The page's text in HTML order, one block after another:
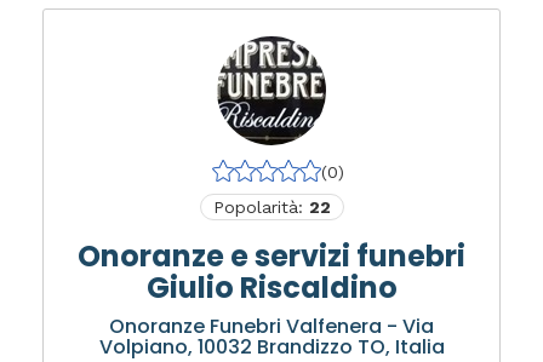
(0)
Popolarità: 22
Onoranze e servizi funebri
Giulio Riscaldino
Onoranze Funebri Valfenera - Via
Volpiano, 10032 Brandizzo TO, Italia